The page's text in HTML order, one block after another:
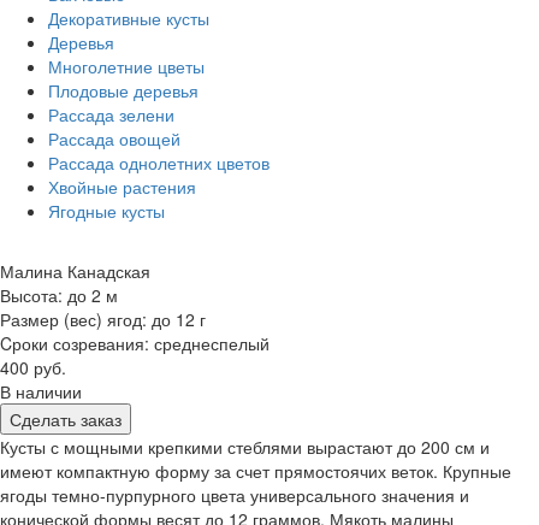
Декоративные кусты
Деревья
Многолетние цветы
Плодовые деревья
Рассада зелени
Рассада овощей
Рассада однолетних цветов
Хвойные растения
Ягодные кусты
Малина Канадская
Высота: до 2 м
Размер (вес) ягод: до 12 г
Cроки созревания: среднеспелый
400 руб.
В наличии
Сделать заказ
Кусты с мощными крепкими стеблями вырастают до 200 см и
имеют компактную форму за счет прямостоячих веток. Крупные
ягоды темно-пурпурного цвета универсального значения и
конической формы весят до 12 граммов. Мякоть малины